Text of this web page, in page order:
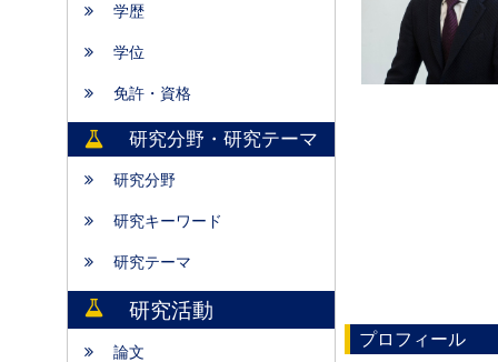
学歴
学位
免許・資格
研究分野・研究テーマ
研究分野
研究キーワード
研究テーマ
研究活動
論文
プロフィール